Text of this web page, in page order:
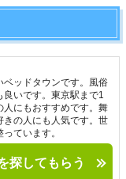
ッドタウンです。風俗
いです。東京駅まで1
にもおすすめです。舞
の人にも人気です。世
ています。
探してもらう